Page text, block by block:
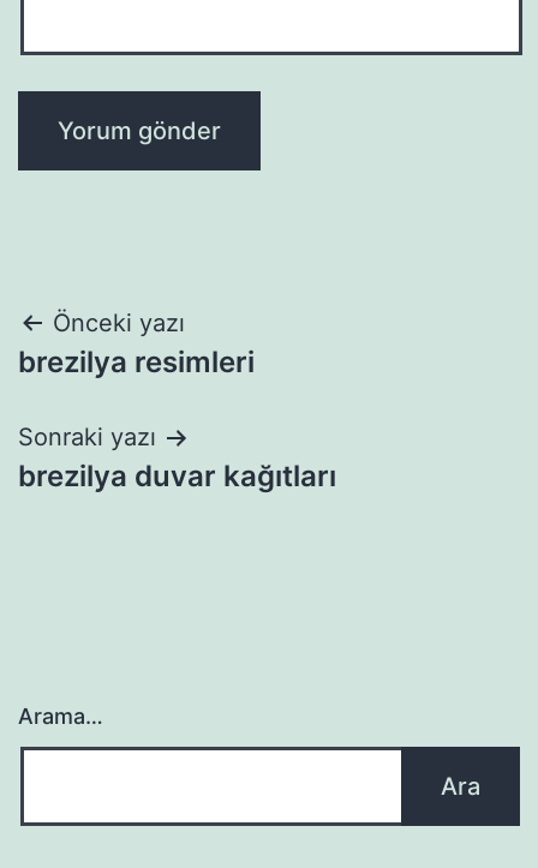
Yazı
gezinmesi
Önceki yazı
brezilya resimleri
Sonraki yazı
brezilya duvar kağıtları
Arama…